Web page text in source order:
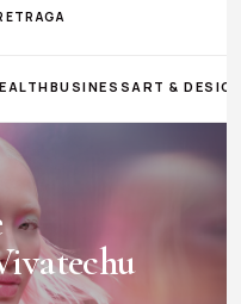
BUSINESS ART &